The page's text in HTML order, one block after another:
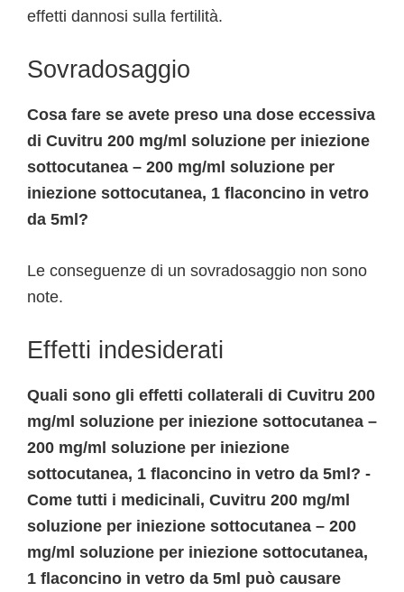
effetti dannosi sulla fertilità.
Sovradosaggio
Cosa fare se avete preso una dose eccessiva
di Cuvitru 200 mg/ml soluzione per iniezione
sottocutanea – 200 mg/ml soluzione per
iniezione sottocutanea, 1 flaconcino in vetro
da 5ml?
Le conseguenze di un sovradosaggio non sono
note.
Effetti indesiderati
Quali sono gli effetti collaterali di Cuvitru 200
mg/ml soluzione per iniezione sottocutanea –
200 mg/ml soluzione per iniezione
sottocutanea, 1 flaconcino in vetro da 5ml? -
Come tutti i medicinali, Cuvitru 200 mg/ml
soluzione per iniezione sottocutanea – 200
mg/ml soluzione per iniezione sottocutanea,
1 flaconcino in vetro da 5ml può causare